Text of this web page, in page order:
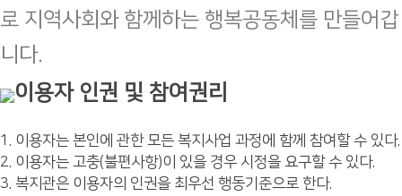
로 지역사회와 함께하는 행복공동체를 만들어갑
니다.
이용자 인권 및 참여권리
1. 이용자는 본인에 관한 모든 복지사업 과정에 함께 참여할 수 있다.
2. 이용자는 고충(불편사항)이 있을 경우 시정을 요구할 수 있다.
3. 복지관은 이용자의 인권을 최우선 행동기준으로 한다.